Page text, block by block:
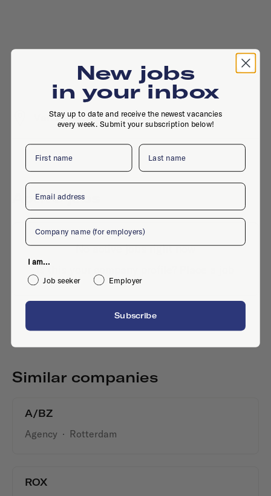
Van Nelleweg 1, 3044 BC, Rotterdam
Active jobs
No active jobs right now
Similar companies
A/BZ
Agency · Rotterdam
ROX
New jobs
in your inbox
Stay up to date and receive the newest vacancies
every week. Submit your subscription below!
First name Last name
Email
Company
I am...
Job seeker
Employer
Subscribe